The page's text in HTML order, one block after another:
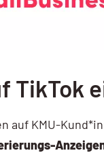
TikTok
auf KMU-